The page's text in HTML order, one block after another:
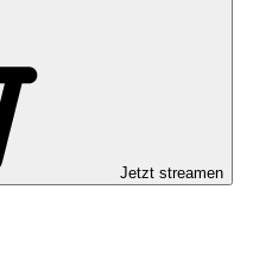
Jetzt streamen